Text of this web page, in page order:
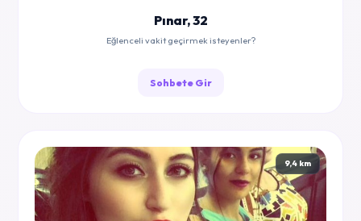
Pınar, 32
Eğlenceli vakit geçirmek isteyenler?
Sohbete Gir
9,4 km